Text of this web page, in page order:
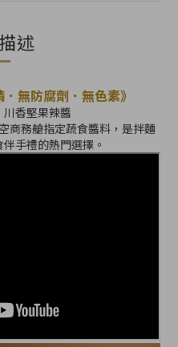
述
無防腐劑．無色素》
香堅果辣醬
商務艙指定蔬食醬料，是拌麵
手禮的熱門選擇。